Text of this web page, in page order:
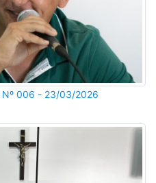
Nº 006 - 23/03/2026